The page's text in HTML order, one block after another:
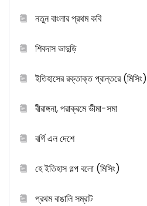
নতুন বাংলার প্রথম কবি
শিবদাস ভাদুড়ি
ইতিহাসের রক্তাক্ত প্রান্তরে (মিসিং)
বীরাঙ্গনা, পরাক্রমে ভীমা-সমা
বর্গি এল দেশে
হে ইতিহাস গল্প বলো (মিসিং)
প্রথম বাঙালি সম্রাট